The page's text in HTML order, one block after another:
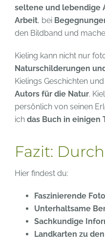
seltene und lebendige
Arbeit, bei
den Bildband und
Kieling kann nicht nur
Naturschilderungen
Kielings Geschichten
Autors für die Natur.
persönlich von seinen
ich das Buch in einigen
Fazit:
Hier findest du:
Faszinierende
Unterhaltsame
Sachkundige
Landkarten zu